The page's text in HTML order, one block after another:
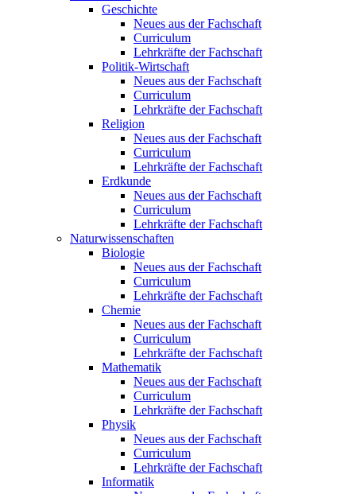
Geschichte
Neues aus der Fachschaft
Curriculum
Lehrkräfte der Fachschaft
Politik-Wirtschaft
Neues aus der Fachschaft
Curriculum
Lehrkräfte der Fachschaft
Religion
Neues aus der Fachschaft
Curriculum
Lehrkräfte der Fachschaft
Erdkunde
Neues aus der Fachschaft
Curriculum
Lehrkräfte der Fachschaft
Naturwissenschaften
Biologie
Neues aus der Fachschaft
Curriculum
Lehrkräfte der Fachschaft
Chemie
Neues aus der Fachschaft
Curriculum
Lehrkräfte der Fachschaft
Mathematik
Neues aus der Fachschaft
Curriculum
Lehrkräfte der Fachschaft
Physik
Neues aus der Fachschaft
Curriculum
Lehrkräfte der Fachschaft
Informatik